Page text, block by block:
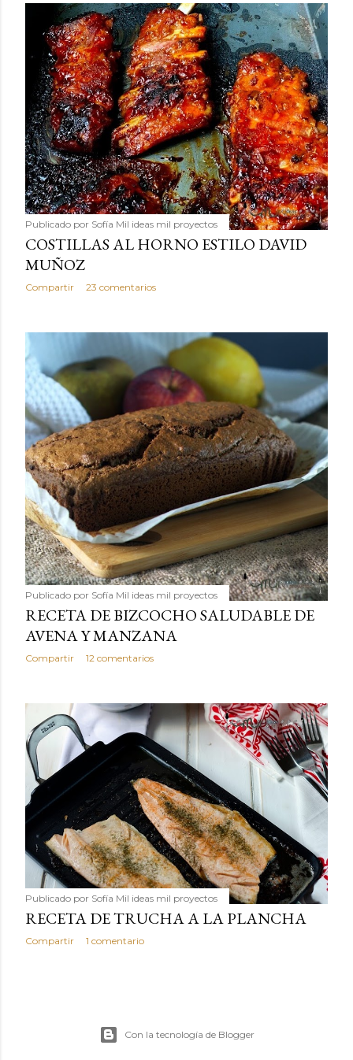
Publicado por Sofía Mil ideas mil proyectos
COSTILLAS AL HORNO ESTILO DAVID
MUÑOZ
Compartir 23 comentarios
Publicado por Sofía Mil ideas mil proyectos
RECETA DE BIZCOCHO SALUDABLE DE
AVENA Y MANZANA
Compartir 12 comentarios
Publicado por Sofía Mil ideas mil proyectos
RECETA DE TRUCHA A LA PLANCHA
Compartir 1 comentario
Con la tecnología de Blogger